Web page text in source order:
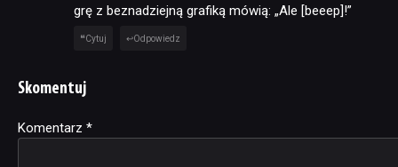
grę z beznadziejną grafiką mówią: „Ale [beeep]!”
Cytuj Odpowiedz
Skomentuj
Komentarz *
Alternative: